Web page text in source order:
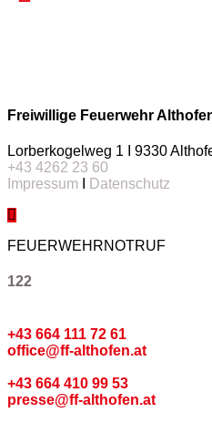
Freiwillige Feuerwehr
Lorberkogelweg 1 I 9330
+43 4262 23 60
Impressum
Datenschutz
FEUERWEHRNOTRUF
122
+43 664 111 72 61
office@ff-althofen.at
+43 664 410 99 53
presse@ff-althofen.at